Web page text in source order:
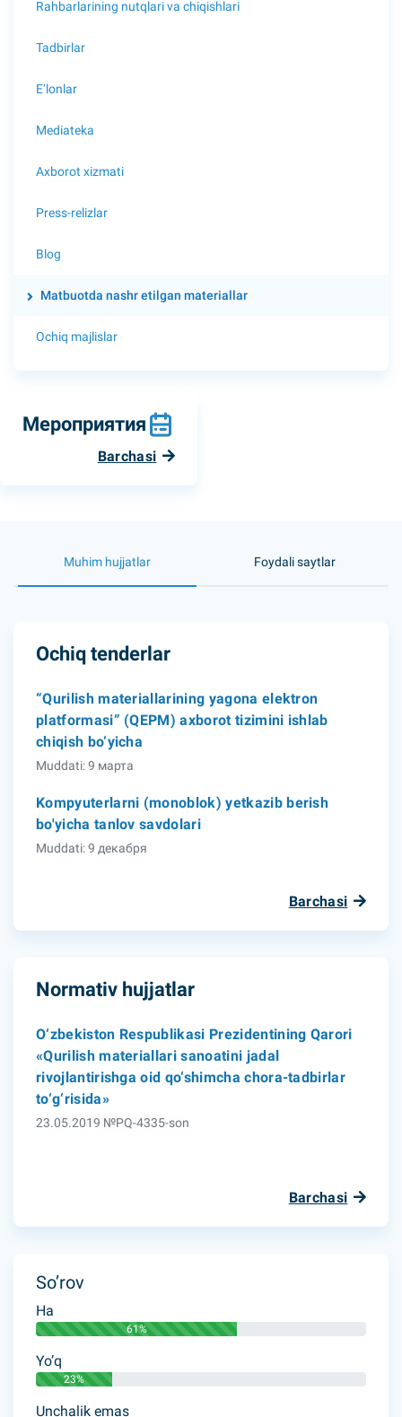
Rahbarlarining nutqlari va chiqishlari
Tadbirlar
E’lonlar
Mediateka
Axborot xizmati
Press-relizlar
Blog
Matbuotda nashr etilgan materiallar
Ochiq majlislar
Мероприятия
Barchasi
Muhim hujjatlar Foydali saytlar
Ochiq tenderlar
“Qurilish materiallarining yagona elektron
platformasi” (QEPM) axborot tizimini ishlab
chiqish bo‘yicha
Muddati: 9 марта
Kompyuterlarni (monoblok) yetkazib berish
bo'yicha tanlov savdolari
Muddati: 9 декабря
Barchasi
Normativ hujjatlar
O‘zbekiston Respublikasi Prezidentining Qarori
«Qurilish materiallari sanoatini jadal
rivojlantirishga oid qo‘shimcha chora-tadbirlar
to‘g‘risida»
23.05.2019 №PQ-4335-son
Barchasi
So’rov
Ha
61%
Yo’q
23%
Unchalik emas